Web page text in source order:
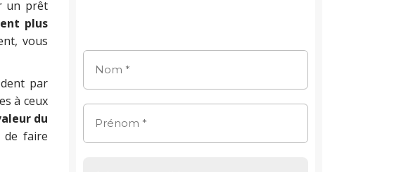
un prêt
plus
vous
par
à ceux
du
de faire